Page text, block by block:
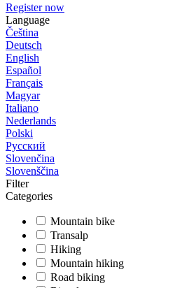
Register now
Language
Čeština
Deutsch
English
Español
Français
Magyar
Italiano
Nederlands
Polski
Русский
Slovenčina
Slovenščina
Filter
Categories
Mountain bike
Transalp
Hiking
Mountain hiking
Road biking